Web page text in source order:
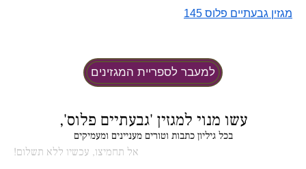
מגזין גבעתיים פלוס 145
למעבר לספריית המגזינים
עשו מנוי למגזין 'גבעתיים פלוס',
בכל גיליון כתבות וטורים מעניינים ומעמיקים
אל תחמיצו, עכשיו ללא תשלום!